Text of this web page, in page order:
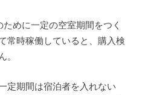
めに一定の空室期間をつく
常時稼働していると、購入検
。
定期間は宿泊者を入れない